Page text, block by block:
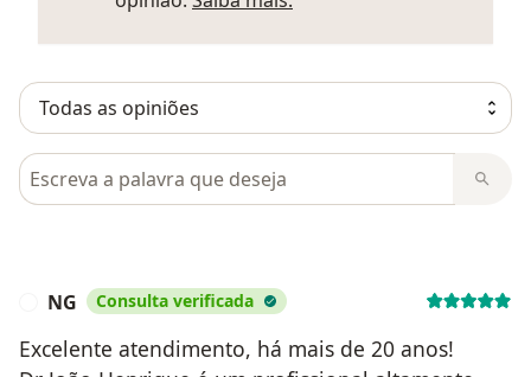
Pesquisar em opiniões
NG Consulta verificada
Excelente atendimento, há mais de 20 anos!